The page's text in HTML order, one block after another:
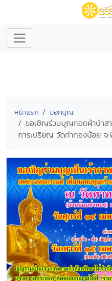
หน้าแรก บอกบุญ
ขอเชิญร่วมบุญทอดผ้าป่าส
การเปรียญ วัดท่าทองน้อย จ